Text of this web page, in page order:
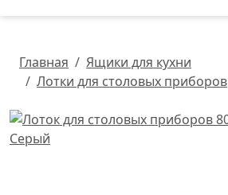
Главная
Ящики для кухни
Лотки для столовых приборов